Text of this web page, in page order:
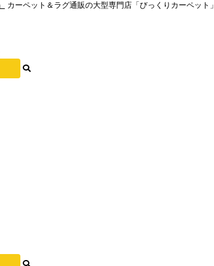
カーペット＆ラグ通販の大型専門店「びっくりカーペット」